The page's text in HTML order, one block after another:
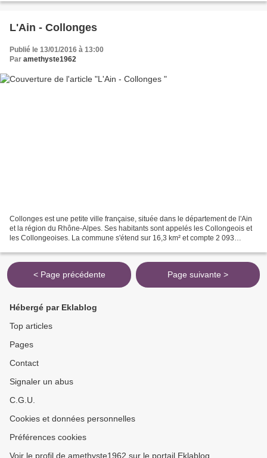
L'Ain - Collonges
Publié le 13/01/2016 à 13:00
Par amethyste1962
Collonges est une petite ville française, située dans le département de l'Ain
et la région du Rhône-Alpes. Ses habitants sont appelés les Collongeois et
les Collongeoises. La commune s'étend sur 16,3 km² et compte 2 093
< Page précédente Page suivante >
Hébergé par Eklablog
Top articles
Pages
Contact
Signaler un abus
C.G.U.
Cookies et données personnelles
Préférences cookies
Voir le profil de amethyste1962 sur le portail Eklablog